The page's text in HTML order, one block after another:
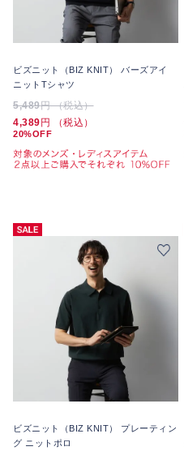
ビズニット（BIZ KNIT） バーズアイ
ニットTシャツ
5,489円 （税込）
4,389円 （税込）
20%OFF
ビズニット（BIZ KNIT） プレーティン
グ ニットポロ